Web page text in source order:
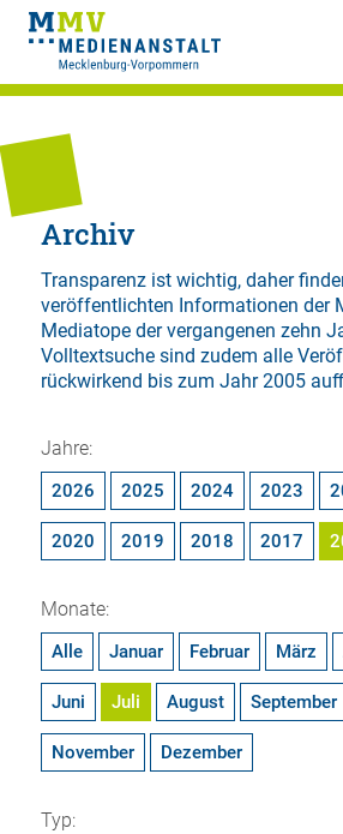
Archiv
Transparenz ist wichtig, daher
veröffentlichten Informationen der
Mediatope der vergangenen zehn
Volltextsuchesind zudem alle
rückwirkend bis zum Jahr 2005
Jahre:
2026 2025 2024 2023
2020 2019 2018 2017
Monate:
Alle Januar Februar März
Juni Juli August September
November Dezember
Typ: